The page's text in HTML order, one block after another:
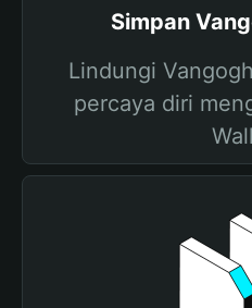
Simpan
Lindungi
percaya diri